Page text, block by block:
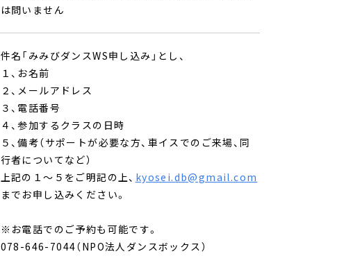
は問いません
件名「みみびダンスWS申し込み」とし、
１、お名前​
２、メールアドレス
３、電話番号
４、参加するクラスの日時
５、備考（サポートが必要な方、車イスでのご来場、同
行者についてなど）
上記の１〜５をご明記の上、 kyosei.db@gmail.com
までお申し込みください。​
※お電話でのご予約も可能です。
078-646-7044（NPO法人ダンスボックス）